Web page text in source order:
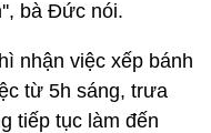
bà Đức nói.
nhận việc xếp bánh
từ 5h sáng, trưa
tiếp tục làm đến